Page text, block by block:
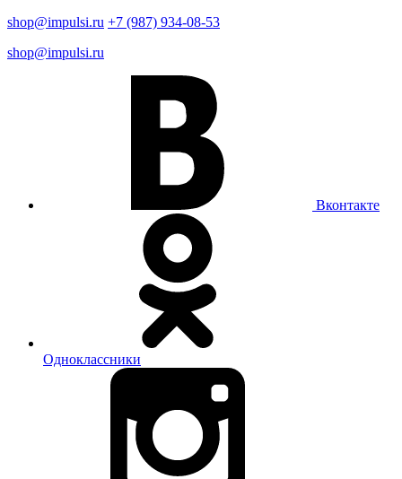
shop@impulsi.ru +7 (987) 934-08-53
shop@impulsi.ru
Вконтакте
Одноклассники